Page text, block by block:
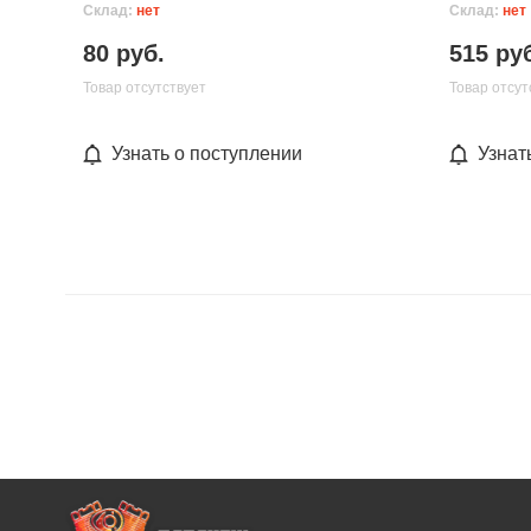
Склад: нет
80 руб.
Товар отсутствует
Узнать о поступлении
Склад: нет
515
Товар